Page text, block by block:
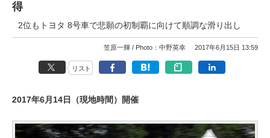
得
2位もトヨタ 8号車で悲願の初制覇に向けて順調な滑り出し
笠原一輝 Photo：中野英幸 2017年6月15日 13:59
リスト
2017年6月14日（現地時間）開催